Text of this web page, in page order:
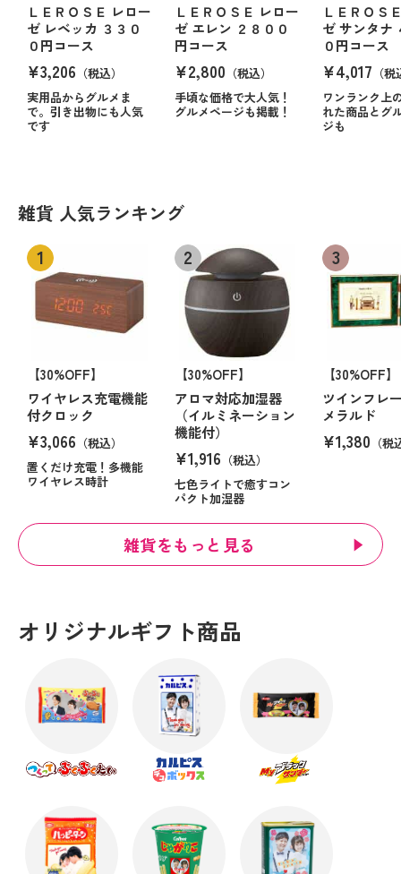
ＬＥＲＯＳＥ レロー
ゼ レベッカ ３３０
０円コース
¥3,206 （税込）
実用品からグルメま
で。引き出物にも人気
です
ＬＥＲＯＳＥ レロー
ゼ エレン ２８００
円コース
¥2,800 （税込）
手頃な価格で大人気！
グルメページも掲載！
ＬＥＲＯＳ
ゼ サンタナ
０円コース
¥4,017 （
ワンランク上
れた商品とグ
ジも
雑貨 人気ランキング
【30%OFF】
ワイヤレス充電機能
付クロック
¥3,066 （税込）
置くだけ充電！多機能
ワイヤレス時計
【30%OFF】
アロマ対応加湿器
（イルミネーション
機能付）
¥1,916 （税込）
七色ライトで癒すコン
パクト加湿器
【30%OFF】
ツインフレ
メラルド
¥1,380 （税
雑貨をもっと見る
オリジナルギフト商品